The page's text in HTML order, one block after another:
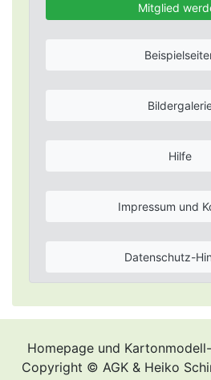
Mitglied
Hilfe
Impressum und
Datenschutz-
Homepage und
Copyright © AGK & Heiko